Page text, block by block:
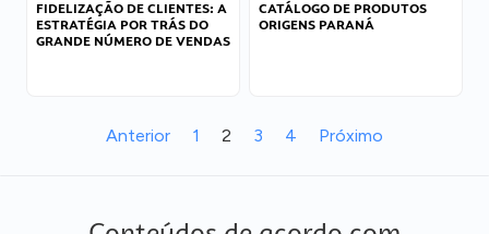
FIDELIZAÇÃO DE CLIENTES: A
ESTRATÉGIA POR TRÁS DO
GRANDE NÚMERO DE VENDAS
CATÁLOGO DE PRODUTOS
ORIGENS PARANÁ
Anterior 1 2 3 4 Próximo